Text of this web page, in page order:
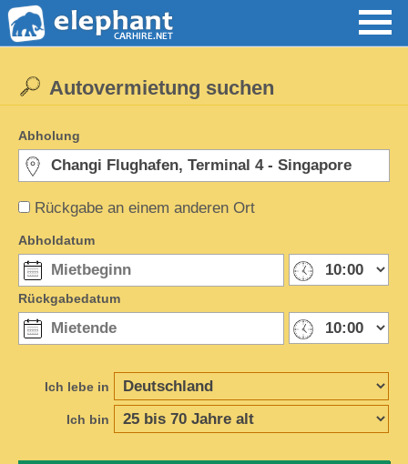
Rückgabe an einem anderen Ort
Autovermietung suchen
Abholung
Abholdatum
Rückgabedatum
Ich lebe in
Ich bin